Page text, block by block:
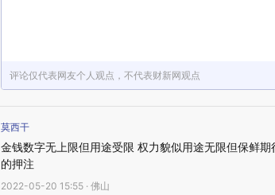
评论仅代表网友个人观点，不代表财新网观点
莫西干
金钱数字无上限但用途受限 权力貌似用途无限但保鲜
的押注
2022-05-20 15:55 · 佛山